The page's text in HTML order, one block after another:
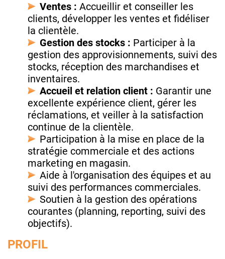
Ventes : Accueillir et conseiller les
clients, développer les ventes et fidéliser
la clientèle.
Gestion des stocks : Participer à la
gestion des approvisionnements, suivi des
stocks, réception des marchandises et
inventaires.
Accueil et relation client : Garantir une
excellente expérience client, gérer les
réclamations, et veiller à la satisfaction
continue de la clientèle.
Participation à la mise en place de la
stratégie commerciale et des actions
marketing en magasin.
Aide à l'organisation des équipes et au
suivi des performances commerciales.
Soutien à la gestion des opérations
courantes (planning, reporting, suivi des
objectifs).
PROFIL